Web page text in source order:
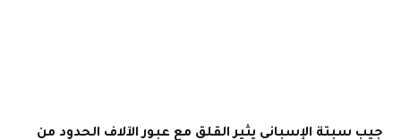
جيب سبتة الإسباني يثير القلق مع عبور الآلاف الحدود من